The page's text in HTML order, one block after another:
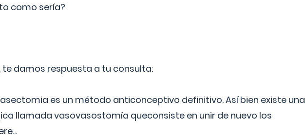
como sería?
te damos respuesta a tu consulta:
es un método anticonceptivo definitivo. Así bien existe una
llamada vasovasostomía queconsiste en unir de nuevo los
...